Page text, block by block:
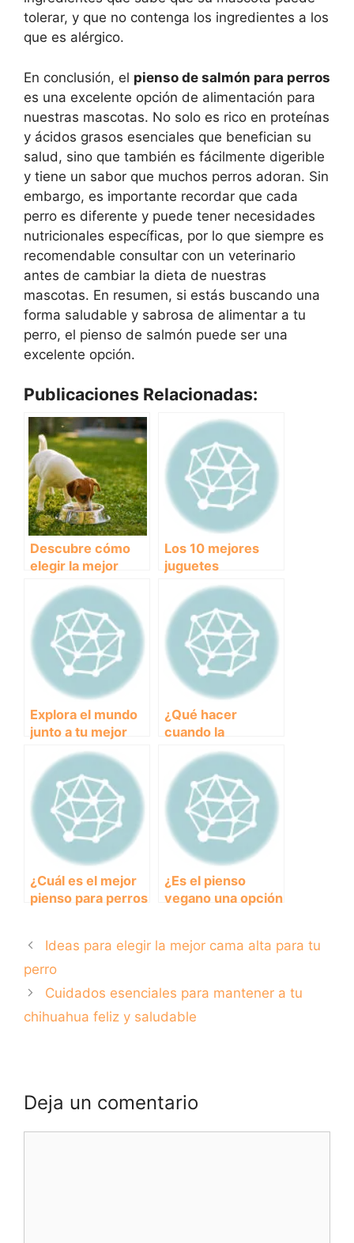
tolerar, y que no contenga los ingredientes a los
que es alérgico.
En conclusión, el pienso de salmón para perros
es una excelente opción de alimentación para
nuestras mascotas. No solo es rico en proteínas
y ácidos grasos esenciales que benefician su
salud, sino que también es fácilmente digerible
y tiene un sabor que muchos perros adoran. Sin
embargo, es importante recordar que cada
perro es diferente y puede tener necesidades
nutricionales específicas, por lo que siempre es
recomendable consultar con un veterinario
antes de cambiar la dieta de nuestras
mascotas. En resumen, si estás buscando una
forma saludable y sabrosa de alimentar a tu
perro, el pienso de salmón puede ser una
excelente opción.
Publicaciones Relacionadas:
Descubre cómo
elegir la mejor
golosina para
perros
Los 10 mejores
juguetes
indestructibles
para perros que
durarán años.
Explora el mundo
junto a tu mejor
amigo: Descubre
todo sobre las
mochilas para
perro
¿Qué hacer
cuando la
almohadilla de tu
perro se seca?
Cuidados
esenciales para
mantener sus
patas sanas
¿Cuál es el mejor
pienso para perros
¿Es el pienso
vegano una opción
perros?
Ideas para elegir la mejor cama alta para tu
perro
Cuidados esenciales para mantener a tu
chihuahua feliz y saludable
Deja un comentario